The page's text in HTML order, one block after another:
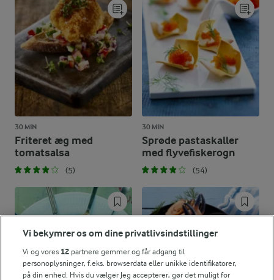
30 MIN
Friteret æg med
tomatsalsa
(5)
30 MIN
Sprøde pastaskaller
med flyvefiskerogn
(54)
Vi bekymrer os om dine privatlivsindstillinger
Vi og vores 12 partnere gemmer og får adgang til
personoplysninger, f.eks. browserdata eller unikke identifikatorer,
på din enhed. Hvis du vælger Jeg accepterer, gør det muligt for